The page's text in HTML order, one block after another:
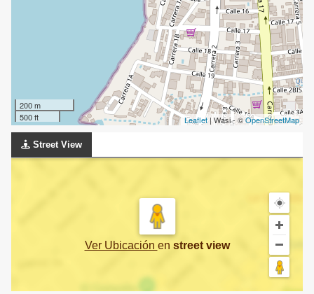
200 m
500 ft
Leaflet | Wasi - ©OpenStreetMap
Street View
Ver Ubicación en street view